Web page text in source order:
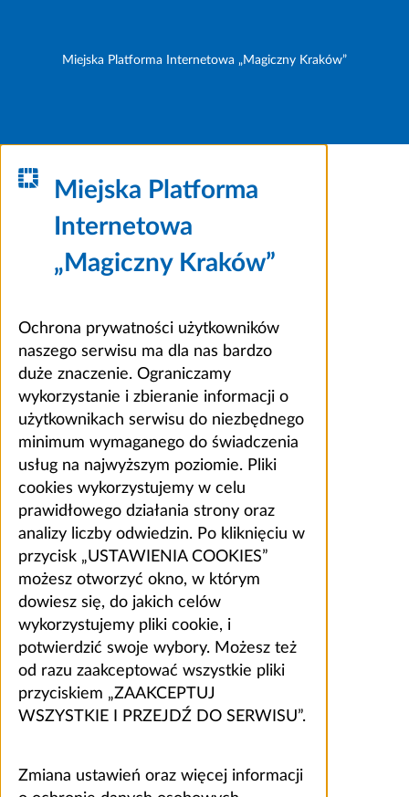
Miejska Platforma Internetowa „Magiczny Kraków”
Miejska Platforma
Internetowa
„Magiczny Kraków”
Ochrona prywatności użytkowników
naszego serwisu ma dla nas bardzo
duże znaczenie. Ograniczamy
wykorzystanie i zbieranie informacji o
użytkownikach serwisu do niezbędnego
minimum wymaganego do świadczenia
usług na najwyższym poziomie. Pliki
cookies wykorzystujemy w celu
prawidłowego działania strony oraz
analizy liczby odwiedzin. Po kliknięciu w
przycisk „USTAWIENIA COOKIES”
możesz otworzyć okno, w którym
dowiesz się, do jakich celów
wykorzystujemy pliki cookie, i
potwierdzić swoje wybory. Możesz też
od razu zaakceptować wszystkie pliki
przyciskiem „ZAAKCEPTUJ
WSZYSTKIE I PRZEJDŹ DO SERWISU”.
Zmiana ustawień oraz więcej informacji